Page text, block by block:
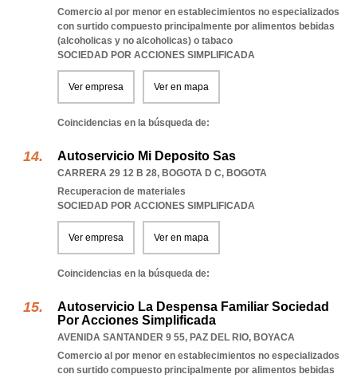
Comercio al por menor en establecimientos no especializados
con surtido compuesto principalmente por alimentos bebidas
(alcoholicas y no alcoholicas) o tabaco
SOCIEDAD POR ACCIONES SIMPLIFICADA
Ver empresa Ver en mapa
Coincidencias en la búsqueda de:
Autoservicio Mi Deposito Sas
CARRERA 29 12 B 28, BOGOTA D C, BOGOTA
Recuperacion de materiales
SOCIEDAD POR ACCIONES SIMPLIFICADA
Ver empresa Ver en mapa
Coincidencias en la búsqueda de:
Autoservicio La Despensa Familiar Sociedad
Por Acciones Simplificada
AVENIDA SANTANDER 9 55, PAZ DEL RIO, BOYACA
Comercio al por menor en establecimientos no especializados
con surtido compuesto principalmente por alimentos bebidas